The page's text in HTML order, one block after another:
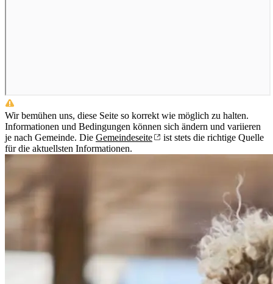
Wir bemühen uns, diese Seite so korrekt wie möglich zu halten.
Informationen und Bedingungen können sich ändern und variieren
je nach Gemeinde. Die Gemeindeseite
ist stets die richtige Quelle
für die aktuellsten Informationen.